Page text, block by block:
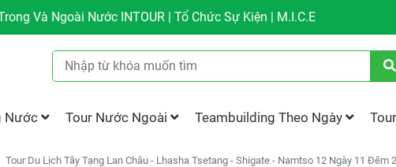
Và Ngoài Nước INTOUR | Tổ Chức Sự Kiện | M.I.C.E
Nước Tour Nước Ngoài Teambuilding Theo Ngày
Tour Du Lịch Tây Tạng Lan Châu - Lhasha Tsetang - Shigate - Namtso 12 Ngày 11 Đêm